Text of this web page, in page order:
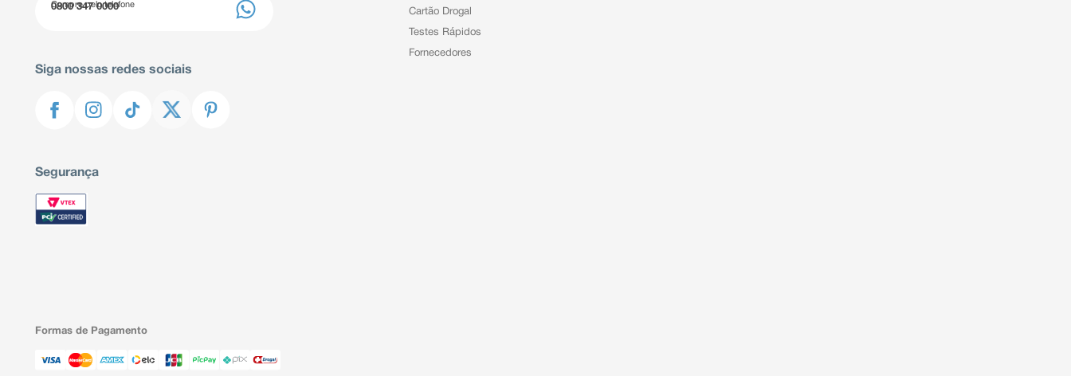
Compre pelo telefone
0800 347 0000
Siga nossas redes sociais
Segurança
Cartão Drogal
Testes Rápidos
Fornecedores
Formas de Pagamento